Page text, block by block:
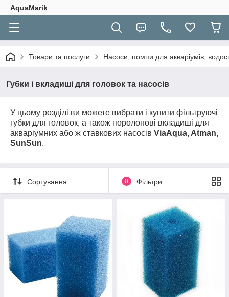
AquaMarik
Товари та послуги Насоси, помпи для акваріумів,
Губки і вкладиші для головок та насосів
У цьому розділі ви можете вибрати і купити фільтруючі
губки для головок, а також поролонові вкладиші для
акваріумних або ж ставкових насосів ViaAqua, Atman,
SunSun.
Сортування 0 Фільтри